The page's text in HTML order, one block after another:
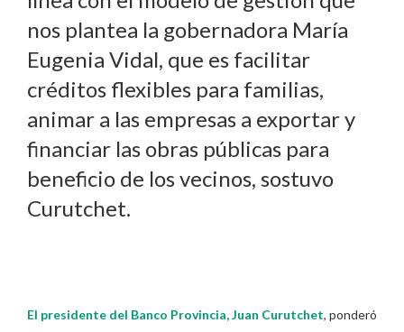
nos plantea la gobernadora María
Eugenia Vidal, que es facilitar
créditos flexibles para familias,
animar a las empresas a exportar y
financiar las obras públicas para
beneficio de los vecinos, sostuvo
Curutchet.
El presidente del Banco Provincia, Juan Curutchet, ponderó